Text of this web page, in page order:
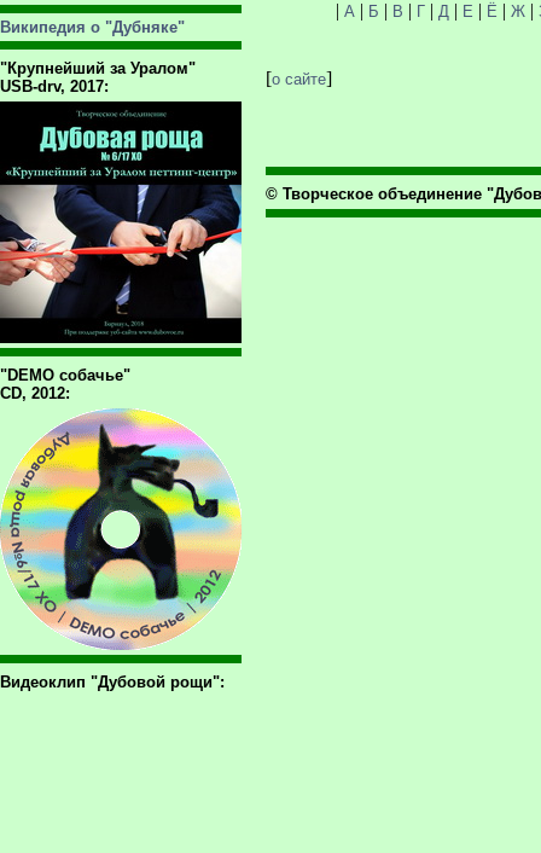
Википедия о "Дубняке"
"Крупнейший за Уралом"
USB-drv, 2017:
"DEMO собачье"
CD, 2012:
Видеоклип "Дубовой рощи":
| А | Б | В | Г| Д | Е | Ё | Ж|
[о сайте]
© Творческое объединение